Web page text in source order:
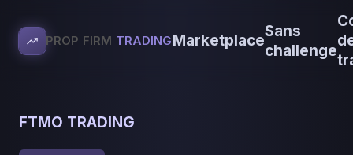
PROP FIRM TRADINGMarketplace
Sans
challenge
FTMO TRADING